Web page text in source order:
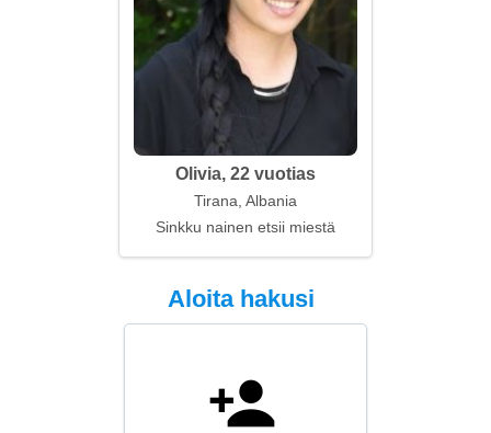
Olivia, 22 vuotias
Tirana, Albania
Sinkku nainen etsii miestä
Aloita hakusi